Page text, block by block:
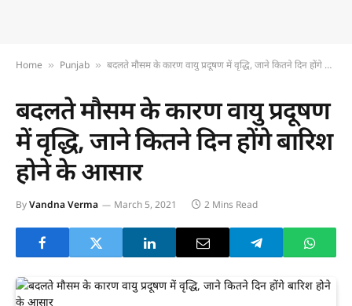
Home » Punjab » बदलते मौसम के कारण वायु प्रदूषण में वृद्धि, जाने कितने दिन होंगे बारिश होने के आसार
बदलते मौसम के कारण वायु प्रदूषण
में वृद्धि, जाने कितने दिन होंगे बारिश
होने के आसार
ByVandna Verma March 5, 2021 2 Mins Read